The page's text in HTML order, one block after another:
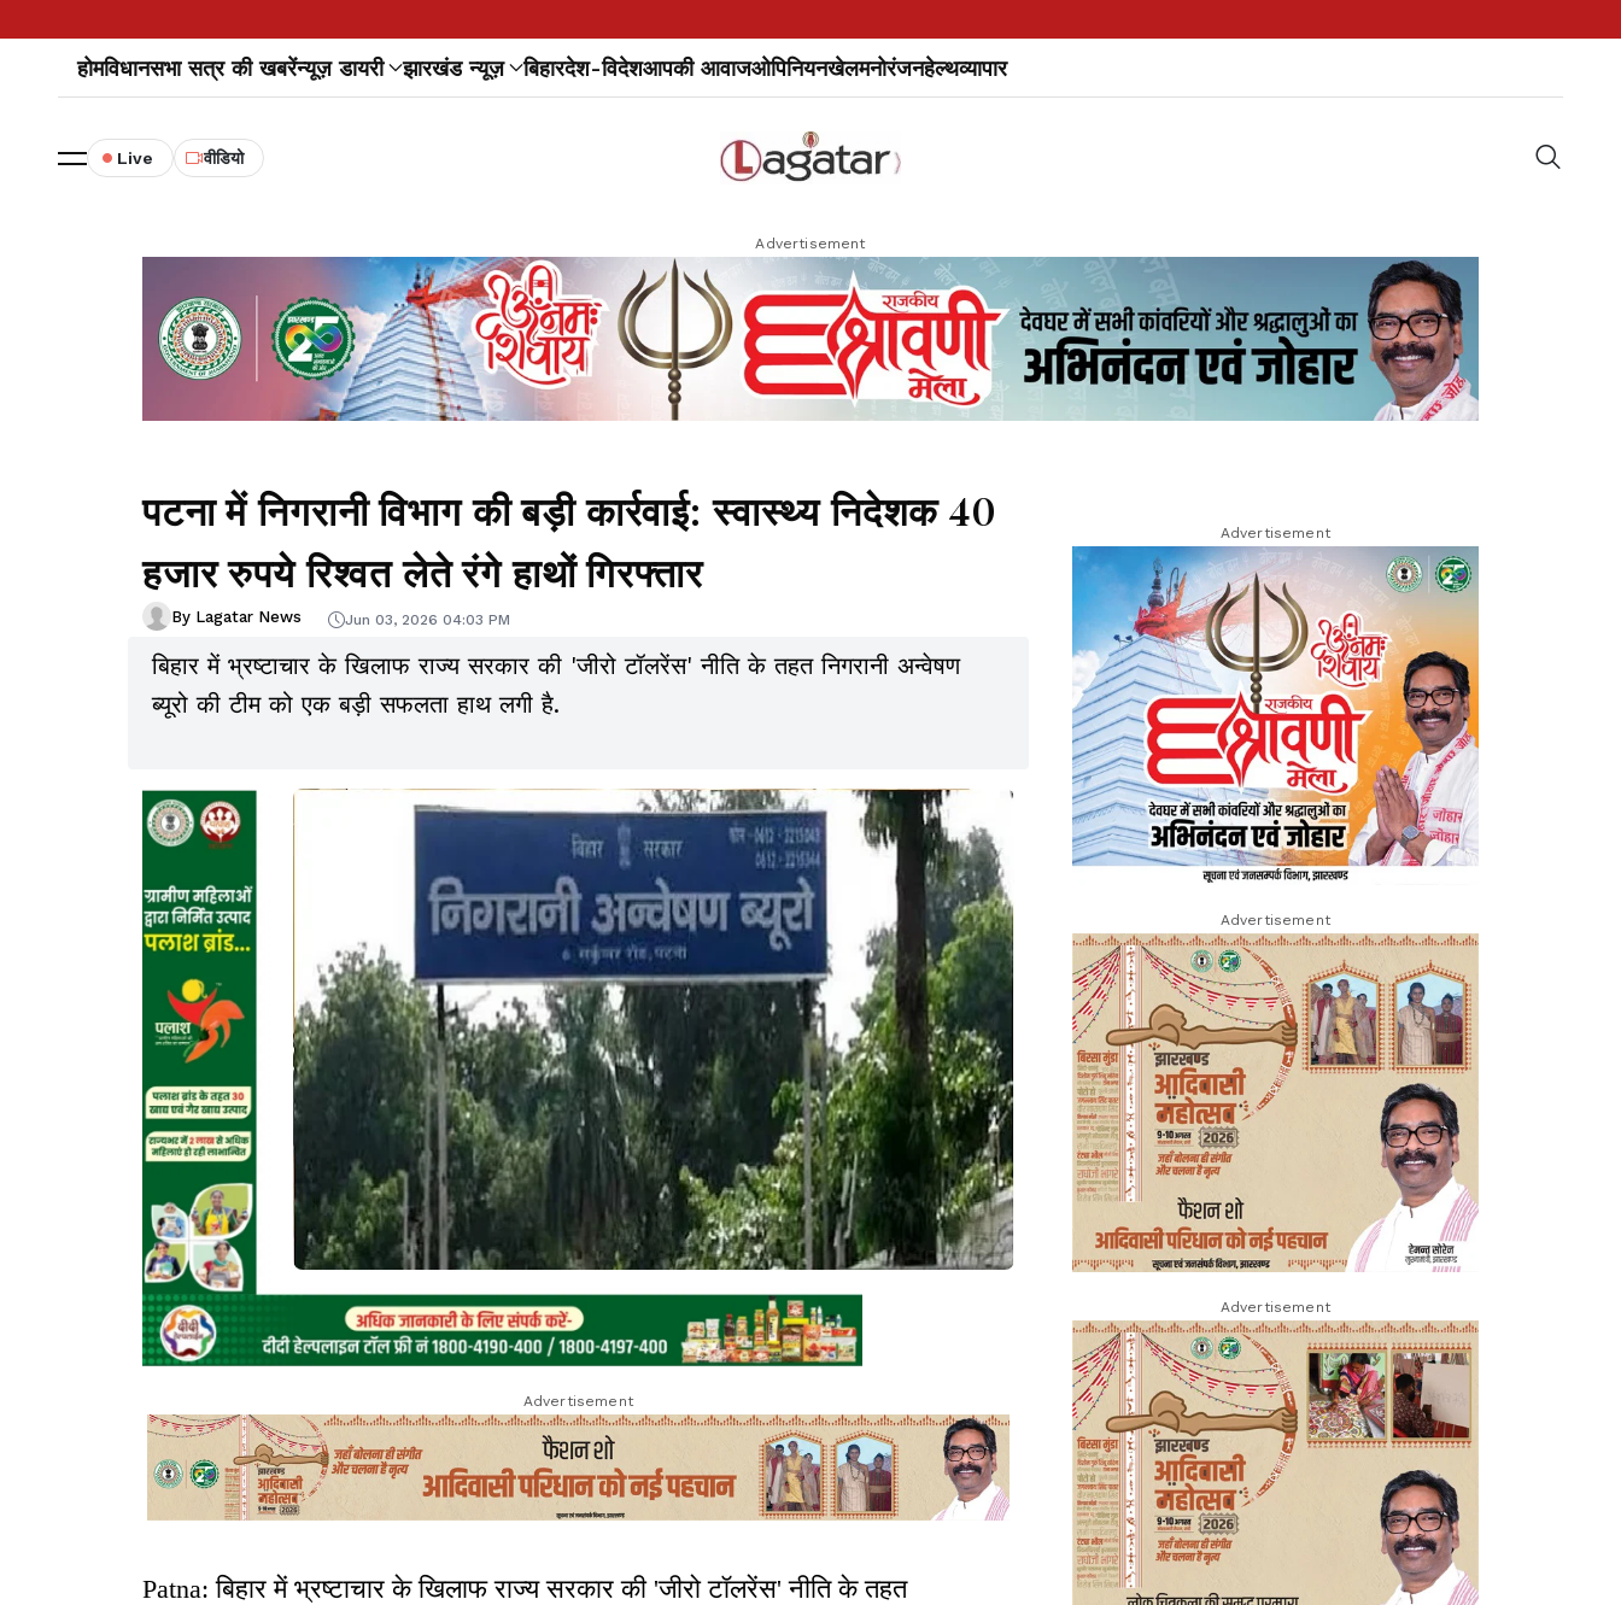
होमविधानसभा सत्र की खबरेंन्यूज़ डायरी झारखंड न्यूज़ बिहारदेश-विदेशआपकी आवाजओपिनियनखेलमनोरंजनहेल्थव्यापार
Live वीडियो
Advertisement
पटना में निगरानी विभाग की बड़ी कार्रवाई: स्वास्थ्य निदेशक 40
हजार रुपये रिश्वत लेते रंगे हाथों गिरफ्तार
By Lagatar News Jun 03, 2026 04:03 PM
बिहार में भ्रष्टाचार के खिलाफ राज्य सरकार की 'जीरो टॉलरेंस' नीति के तहत निगरानी अन्वेषण
ब्यूरो की टीम को एक बड़ी सफलता हाथ लगी है.
Advertisement
Patna: बिहार में भ्रष्टाचार के खिलाफ राज्य सरकार की 'जीरो टॉलरेंस' नीति के तहत
Advertisement
Advertisement
Advertisement